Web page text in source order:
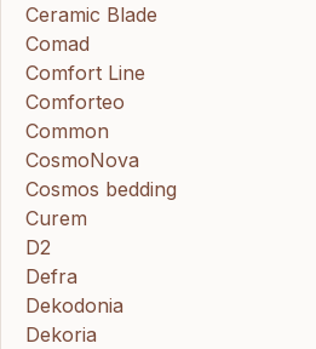
Ceramic Blade
Comad
Comfort Line
Comforteo
Common
CosmoNova
Cosmos bedding
Curem
D2
Defra
Dekodonia
Dekoria